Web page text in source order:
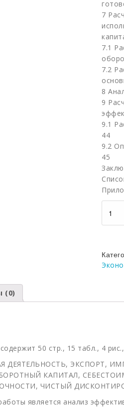
7
7.1
7.2
8
9
9.1
44
9.2
45
(0)
50 стр., 15 табл., 4
ДЕЯТЕЛЬНОСТЬ, ЭКСПОРТ,
КАПИТАЛ,
ЧИСТЫЙ
является анализ